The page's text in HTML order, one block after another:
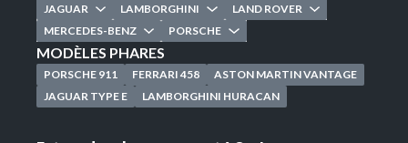
JAGUAR
LAMBORGHINI
LAND ROVER
MERCEDES-BENZ
PORSCHE
MODÈLES PHARES
PORSCHE 911 FERRARI 458
ASTON MARTIN VANTAGE
JAGUAR TYPE E
LAMBORGHINI HURACAN